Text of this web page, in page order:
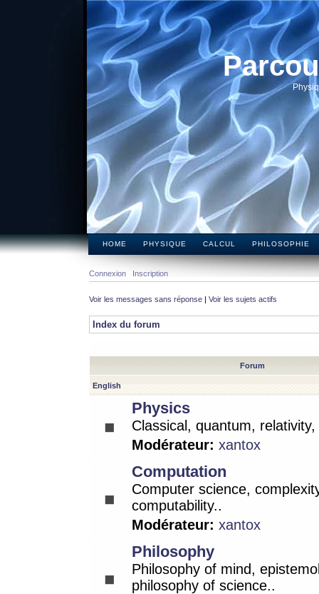
HOME PHYSIQUE CALCUL PHILOSOPHIE
Connexion Inscription
Voir les messages sans réponse | Voir les sujets actifs
Index du forum
Forum
English
Physics
Classical, quantum,
Modérateur: xantox
Computation
Computer science,
computability..
Modérateur: xantox
Philosophy
Philosophy of mind,
philosophy of science..